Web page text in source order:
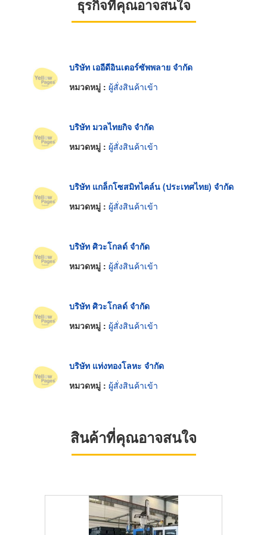
ธุรกิจที่คุณอาจสนใจ
บริษัท เออีดีอินเตอร์ซัพพลาย จำกัด
หมวดหมู่ : ผู้สั่งสินค้าเข้า
บริษัท มวลไทยกิจ จำกัด
หมวดหมู่ : ผู้สั่งสินค้าเข้า
บริษัท แกล็กโซสมิทไคล์น (ประเทศไทย) จำกัด
หมวดหมู่ : ผู้สั่งสินค้าเข้า
บริษัท ศิวะโกลด์ จำกัด
หมวดหมู่ : ผู้สั่งสินค้าเข้า
บริษัท ศิวะโกลด์ จำกัด
หมวดหมู่ : ผู้สั่งสินค้าเข้า
บริษัท แท่งทองโลหะ จำกัด
หมวดหมู่ : ผู้สั่งสินค้าเข้า
สินค้าที่คุณอาจสนใจ